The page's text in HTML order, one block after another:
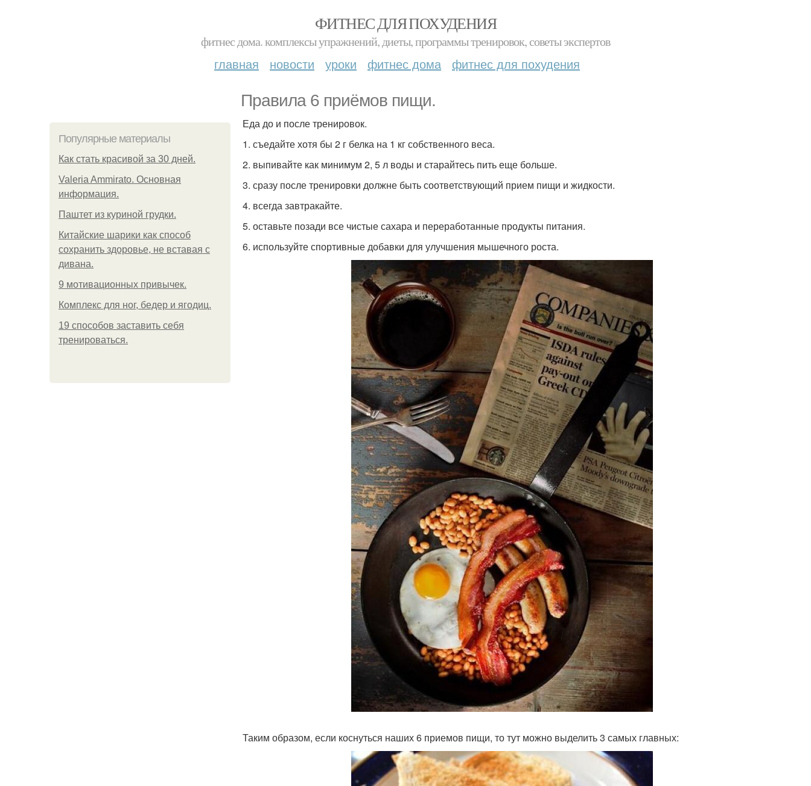
ФИТНЕС ДЛЯ ПОХУДЕНИЯ
фитнес дома. комплексы упражнений, диеты, программы тренировок, советы экспертов
главная новости уроки фитнес дома фитнес для похудения
Правила 6 приёмов пищи.
Популярные материалы
Как стать красивой за 30 дней.
Valeria Ammirato. Основная
информация.
Паштет из куриной грудки.
Китайские шарики как способ
сохранить здоровье, не вставая с
дивана.
9 мотивационных привычек.
Комплекс для ног, бедер и ягодиц.
19 способов заставить себя
тренироваться.
Еда до и после тренировок.
1. съедайте хотя бы 2 г белка на 1 кг собственного веса.
2. выпивайте как минимум 2, 5 л воды и старайтесь пить еще больше.
3. сразу после тренировки должне быть соответствующий прием пищи и жидкости.
4. всегда завтракайте.
5. оставьте позади все чистые сахара и переработанные продукты питания.
6. используйте спортивные добавки для улучшения мышечного роста.
Таким образом, если коснуться наших 6 приемов пищи, то тут можно выделить 3 самых главных: